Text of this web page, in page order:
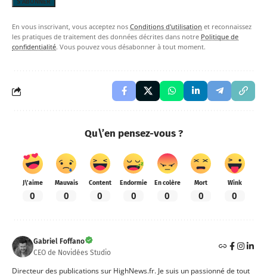
En vous inscrivant, vous acceptez nos Conditions d'utilisation et reconnaissez
les pratiques de traitement des données décrites dans notre Politique de
confidentialité. Vous pouvez vous désabonner à tout moment.
Qu\’en pensez-vous ?
J\'aime
0
Mauvais
0
Content
0
Endormie
0
En colère
0
Mort
0
Wink
0
Gabriel Foffano
CEO de Novidées Studio
Directeur des publications sur HighNews.fr. Je suis un passionné de tout